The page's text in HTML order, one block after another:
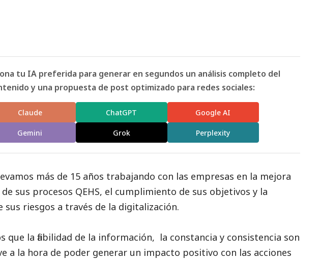
tu IA preferida para generar en segundos un análisis completo del
y una propuesta de post optimizado para redes sociales:
Claude ChatGPT Google AI
Gemini Grok Perplexity
más de 15 años trabajando con las empresas en la mejora
sus procesos QEHS, el cumplimiento de sus objetivos y la
sus riesgos a través de la digitalización.
que la fiabilidad de la información, la constancia y consistencia son
a la hora de poder generar un impacto positivo con las acciones